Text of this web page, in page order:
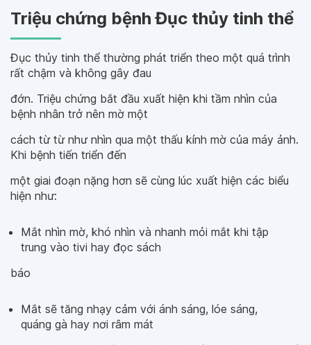
Triệu chứng bệnh Đục thủy tinh thể
Đục thủy tinh thể thường phát triển theo một quá trình
rất chậm và không gây đau
đớn. Triệu chứng bắt đầu xuất hiện khi tầm nhìn của
bệnh nhân trở nên mờ một
cách từ từ như nhìn qua một thấu kính mờ của máy ảnh.
Khi bệnh tiến triển đến
một giai đoạn nặng hơn sẽ cùng lúc xuất hiện các biểu
hiện như:
Mắt nhìn mờ, khó nhìn và nhanh mỏi mắt khi tập
trung vào tivi hay đọc sách
báo
Mắt sẽ tăng nhạy cảm với ánh sáng, lóe sáng,
quáng gà hay nơi râm mát